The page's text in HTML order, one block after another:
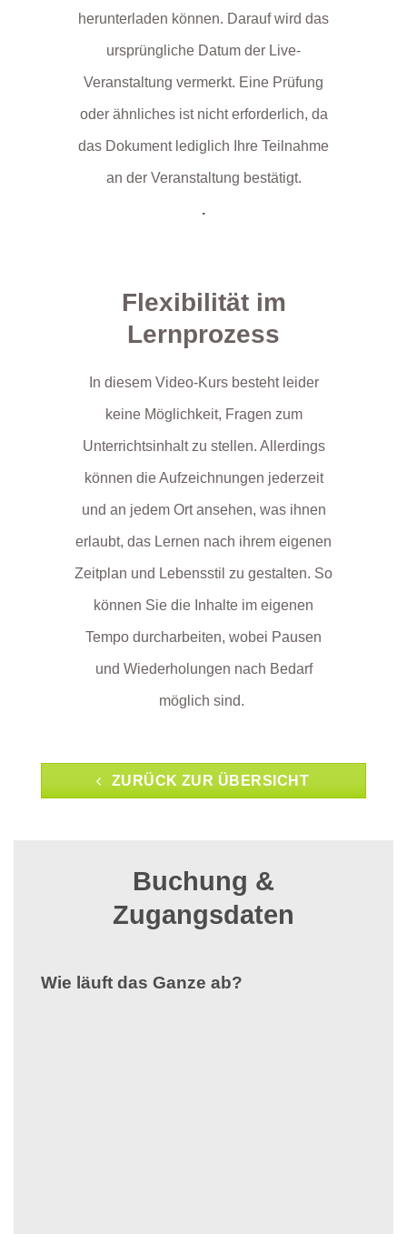
herunterladen können. Darauf wird das
ursprüngliche Datum der Live-
Veranstaltung vermerkt. Eine Prüfung
oder ähnliches ist nicht erforderlich, da
das Dokument lediglich Ihre Teilnahme
an der Veranstaltung bestätigt.
.
Flexibilität im
Lernprozess
In diesem Video-Kurs besteht leider
keine Möglichkeit, Fragen zum
Unterrichtsinhalt zu stellen. Allerdings
können die Aufzeichnungen jederzeit
und an jedem Ort ansehen, was ihnen
erlaubt, das Lernen nach ihrem eigenen
Zeitplan und Lebensstil zu gestalten. So
können Sie die Inhalte im eigenen
Tempo durcharbeiten, wobei Pausen
und Wiederholungen nach Bedarf
möglich sind.
ZURÜCK ZUR ÜBERSICHT
Buchung &
Zugangsdaten
Wie läuft das Ganze ab?